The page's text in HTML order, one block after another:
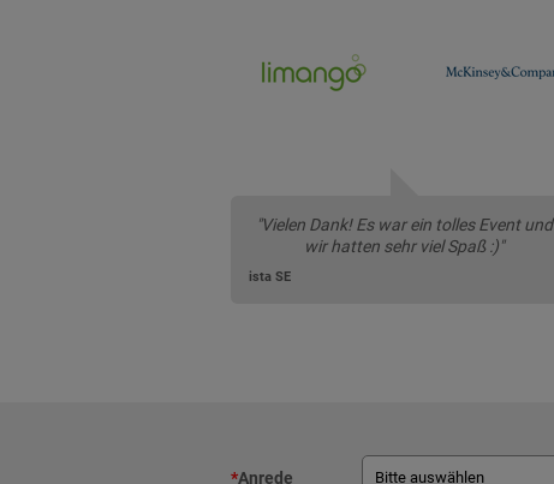
"Vielen Dank! Es war ein tolles Event und
wir hatten sehr viel Spaß :)"
ista SE
*Anrede